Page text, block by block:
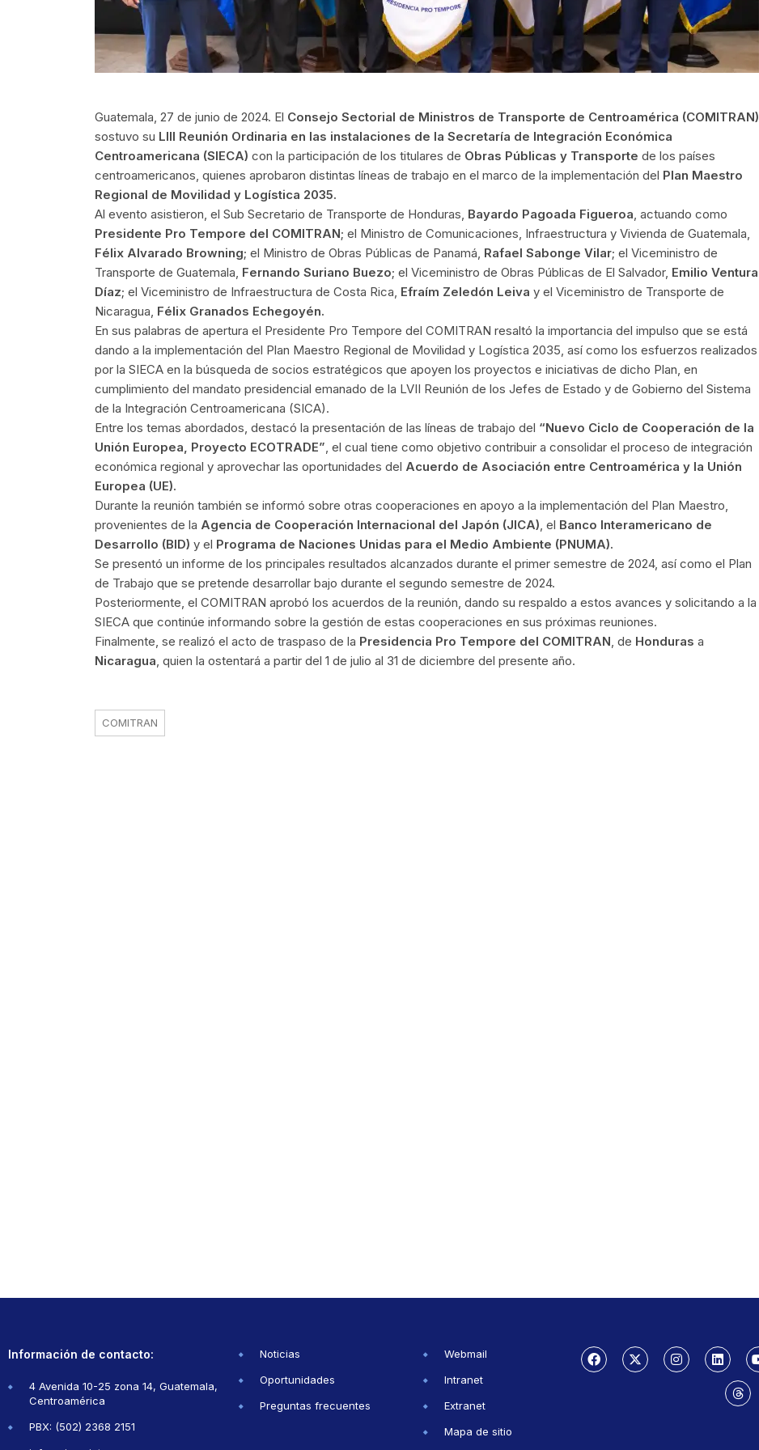
Guatemala, 27 de junio de 2024. El Consejo Sectorial de Ministros de Transporte de Centroamérica (COMITRAN)
sostuvo su LIII Reunión Ordinaria en las instalaciones de la Secretaría de Integración Económica
Centroamericana (SIECA) con la participación de los titulares de Obras Públicas y Transporte de los países
centroamericanos, quienes aprobaron distintas líneas de trabajo en el marco de la implementación del Plan Maestro
Regional de Movilidad y Logística 2035.
Al evento asistieron, el Sub Secretario de Transporte de Honduras, Bayardo Pagoada Figueroa, actuando como
Presidente Pro Tempore del COMITRAN; el Ministro de Comunicaciones, Infraestructura y Vivienda de Guatemala,
Félix Alvarado Browning; el Ministro de Obras Públicas de Panamá, Rafael Sabonge Vilar; el Viceministro de
Transporte de Guatemala, Fernando Suriano Buezo; el Viceministro de Obras Públicas de El Salvador, Emilio Ventura
Díaz; el Viceministro de Infraestructura de Costa Rica, Efraím Zeledón Leiva y el Viceministro de Transporte de
Nicaragua, Félix Granados Echegoyén.
En sus palabras de apertura el Presidente Pro Tempore del COMITRAN resaltó la importancia del impulso que se está
dando a la implementación del Plan Maestro Regional de Movilidad y Logística 2035, así como los esfuerzos realizados
por la SIECA en la búsqueda de socios estratégicos que apoyen los proyectos e iniciativas de dicho Plan, en
cumplimiento del mandato presidencial emanado de la LVII Reunión de los Jefes de Estado y de Gobierno del Sistema
de la Integración Centroamericana (SICA).
Entre los temas abordados, destacó la presentación de las líneas de trabajo del “Nuevo Ciclo de Cooperación de la
Unión Europea, Proyecto ECOTRADE”, el cual tiene como objetivo contribuir a consolidar el proceso de integración
económica regional y aprovechar las oportunidades del Acuerdo de Asociación entre Centroamérica y la Unión
Europea (UE).
Durante la reunión también se informó sobre otras cooperaciones en apoyo a la implementación del Plan Maestro,
provenientes de la Agencia de Cooperación Internacional del Japón (JICA), el Banco Interamericano de
Desarrollo (BID) y el Programa de Naciones Unidas para el Medio Ambiente (PNUMA).
Se presentó un informe de los principales resultados alcanzados durante el primer semestre de 2024, así como el Plan
de Trabajo que se pretende desarrollar bajo durante el segundo semestre de 2024.
Posteriormente, el COMITRAN aprobó los acuerdos de la reunión, dando su respaldo a estos avances y solicitando a la
SIECA que continúe informando sobre la gestión de estas cooperaciones en sus próximas reuniones.
Finalmente, se realizó el acto de traspaso de la Presidencia Pro Tempore del COMITRAN, de Honduras a
Nicaragua, quien la ostentará a partir del 1 de julio al 31 de diciembre del presente año.
COMITRAN
Información de contacto:
4 Avenida 10-25 zona 14, Guatemala,
Centroamérica
PBX: (502) 2368 2151
Noticias
Oportunidades
Preguntas frecuentes
Webmail
Intranet
Extranet
Mapa de sitio